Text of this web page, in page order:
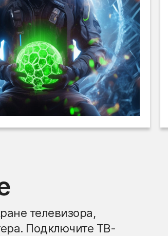
телевизора,
Подключите ТВ-